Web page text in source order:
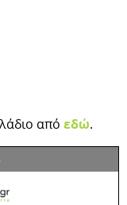
από εδώ.